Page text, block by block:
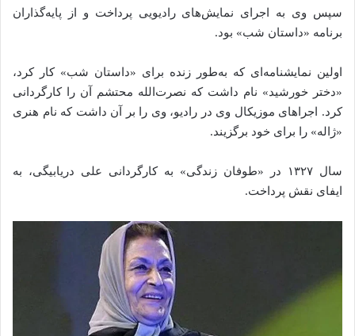
سپس وی به اجرای نمایش‌های رادیویی پرداخت و از پایه‌گذاران
برنامه «داستان شب» بود.
اولین نمایشنامه‌ای که به‌طور زنده برای «داستان شب» کار کرد،
«دختر خورشید» نام داشت که نصرت‌الله محتشم آن را کارگردانی
کرد. اجراهای موزیکال وی در رادیو، وی را بر آن داشت که نام هنری
«ژاله» را برای خود برگزیند.
سال ۱۳۲۷ در «طوفان زندگی» به کارگردانی علی دریابیگی، به
ایفای نقش پرداخت.